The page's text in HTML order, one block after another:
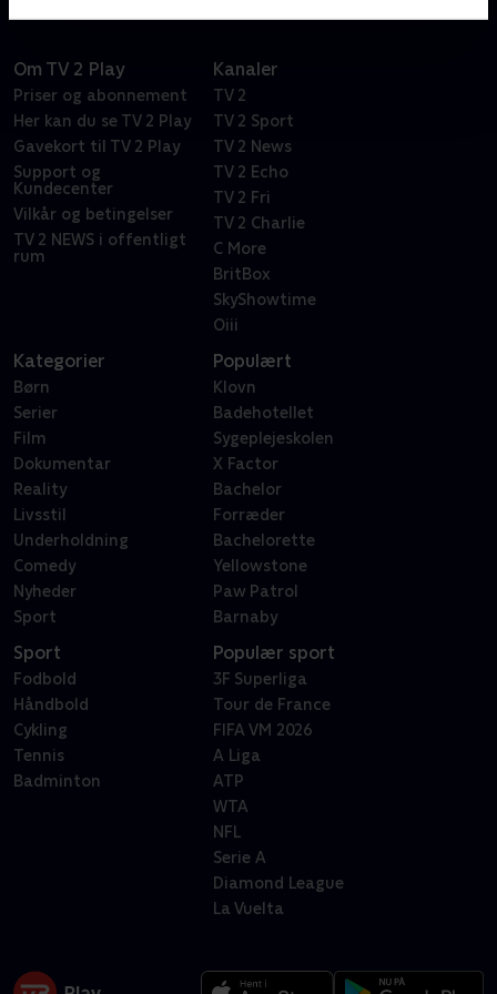
Om TV 2 Play
Priser og abonnement
Her kan du se TV 2 Play
Gavekort til TV 2 Play
Support og
Kundecenter
Vilkår og betingelser
TV 2 NEWS i offentligt
rum
Kanaler
TV 2
TV 2 Sport
TV 2 News
TV 2 Echo
TV 2 Fri
TV 2 Charlie
C More
BritBox
SkyShowtime
Oiii
Kategorier
Børn
Serier
Film
Dokumentar
Reality
Livsstil
Underholdning
Comedy
Nyheder
Sport
Populært
Klovn
Badehotellet
Sygeplejeskolen
X Factor
Bachelor
Forræder
Bachelorette
Yellowstone
Paw Patrol
Barnaby
Sport
Fodbold
Håndbold
Cykling
Tennis
Badminton
Populær sport
3F Superliga
Tour de France
FIFA VM 2026
A Liga
ATP
WTA
NFL
Serie A
Diamond League
La Vuelta